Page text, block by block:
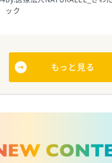
ック
もっと見る